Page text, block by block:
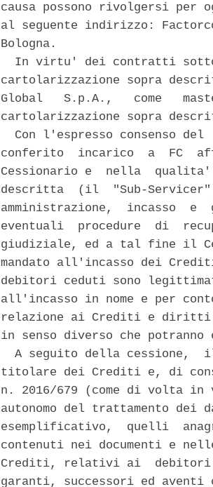
causa possono rivolgersi per
al seguente indirizzo:
Bologna.
In virtu' dei contratti
cartolarizzazione sopra
Global   S.p.A.,   come
cartolarizzazione sopra
Con l'espresso consenso del
conferito  incarico  a  FC
Cessionario e  nella
descritta  (il  "Sub-
amministrazione,  incasso
eventuali  procedure  di
giudiziale, ed a tal fine il
mandato all'incasso dei
debitori ceduti sono
all'incasso in nome e per
relazione ai Crediti e diritti
in senso diverso che
A seguito della cessione,
titolare dei Crediti e, di
n. 2016/679 (come di volta
autonomo del trattamento
esemplificativo,  quelli
contenuti nei documenti e
Crediti, relativi ai
garanti, successori ed